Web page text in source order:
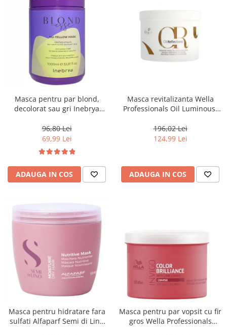
Masca pentru par blond,
decolorat sau gri Inebrya
96,80 Lei
69,99 Lei
ADAUGA IN COS
Masca revitalizanta Wella
Professionals Oil Luminous,
196,02 Lei
124,99 Lei
ADAUGA IN COS
Masca pentru hidratare fara
sulfati Alfaparf Semi di Lino
Masca pentru par vopsit cu fir
gros Wella Professionals